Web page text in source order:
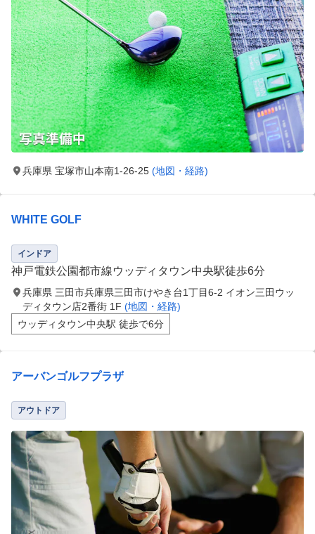
兵庫県 宝塚市山本南1-26-25 (地図・経路)
WHITE GOLF
インドア
神戸電鉄公園都市線ウッディタウン中央駅徒歩6分
兵庫県 三田市兵庫県三田市けやき台1丁目6-2 イオン三田ウッ
ディタウン店2番街 1F (地図・経路)
ウッディタウン中央駅 徒歩で6分
アーバンゴルフプラザ
アウトドア